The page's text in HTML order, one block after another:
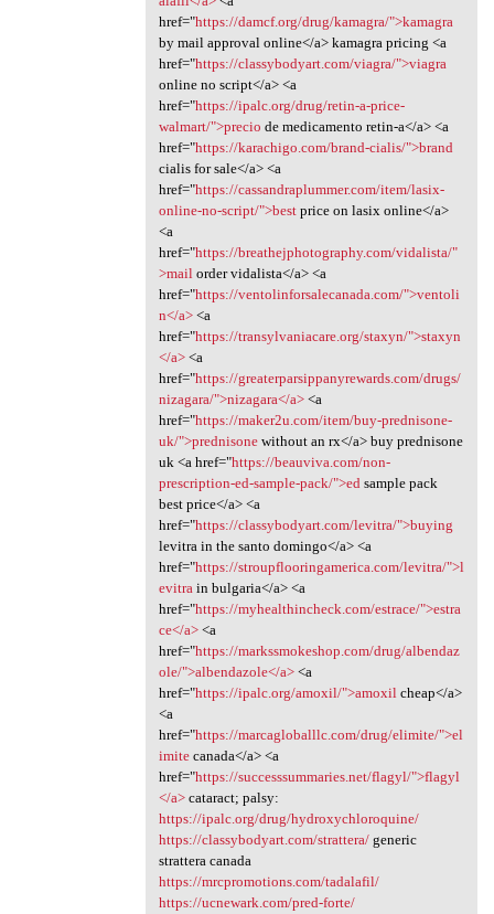
href="https://damcf.org/drug/kamagra/">kamagra
by mail approval online</a> kamagra pricing <a
href="https://classybodyart.com/viagra/">viagra
online no script</a> <a
href="https://ipalc.org/drug/retin-a-price-
walmart/">precio de medicamento retin-a</a> <a
href="https://karachigo.com/brand-cialis/">brand
cialis for sale</a> <a
href="https://cassandraplummer.com/item/lasix-
online-no-script/">bestprice on lasix online</a>
<a
href="https://breathejphotography.com/vidalista/"
>mailorder vidalista</a> <a
href="https://ventolinforsalecanada.com/">ventoli
n</a><a
href="https://transylvaniacare.org/staxyn/">staxyn
</a><a
href="https://greaterparsippanyrewards.com/drugs/
nizagara/">nizagara</a><a
href="https://maker2u.com/item/buy-prednisone-
uk/">prednisonewithout an rx</a> buy prednisone
uk <a href="https://beauviva.com/non-
prescription-ed-sample-pack/">edsample pack
best price</a> <a
href="https://classybodyart.com/levitra/">buying
levitra in the santo domingo</a> <a
href="https://stroupflooringamerica.com/levitra/">l
evitrain bulgaria</a> <a
href="https://myhealthincheck.com/estrace/">estra
ce</a><a
href="https://markssmokeshop.com/drug/albendaz
ole/">albendazole</a><a
href="https://ipalc.org/amoxil/">amoxilcheap</a>
<a
href="https://marcagloballlc.com/drug/elimite/">el
imitecanada</a> <a
href="https://successsummaries.net/flagyl/">flagyl
</a>cataract; palsy:
https://ipalc.org/drug/hydroxychloroquine/
https://classybodyart.com/strattera/generic
strattera canada
https://mrcpromotions.com/tadalafil/
https://ucnewark.com/pred-forte/